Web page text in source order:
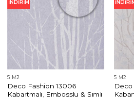
İNDİRİM
5 M2
Deco Fashion 13006
Kabartmalı, Embosslu & Simli
5 M2
Deco